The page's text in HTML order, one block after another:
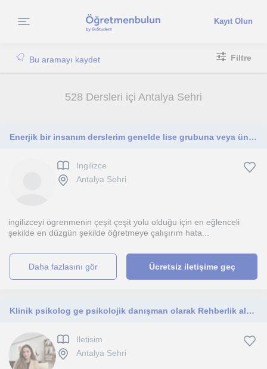
Kayıt Olun
Bu aramayı kaydet Filtre
528 Dersleri içi Antalya Sehri
Enerjik bir insanım derslerim genelde lise grubuna veya üniversiteye yeni başlayacak adaylara yönelik olacaktır
Ingilizce
Antalya Sehri
ingilizceyi ögrenmenin çeşit çeşit yolu olduğu için en eğlenceli
şekilde en düzgün şekilde öğretmeye çalışırım hata...
daha fazlasını gör Ücretsiz iletişime geç
Klinik psikolog ge psikolojik danışman olarak Rehberlik alanında destek
Iletisim
Antalya Sehri